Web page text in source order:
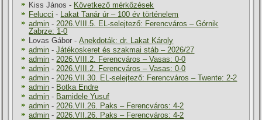
Kiss János - Következő mérkőzések
Felucci - Lakat Tanár úr – 100 év történelem
admin -2026.VIII.5. EL-selejtező: Ferencváros – Górnik
Zabrze: 1-0
Lovas Gábor -Anekdoták: dr. Lakat Károly
admin -Játékoskeret és szakmai stáb – 2026/27
admin -2026.VIII.2. Ferencváros – Vasas: 0-0
admin -2026.VIII.2. Ferencváros – Vasas: 0-0
admin -2026.VII.30. EL-selejtező: Ferencváros – Twente: 2-2
admin - Botka Endre
admin - Bamidele Yusuf
admin -2026.VII.26. Paks – Ferencváros: 4-2
admin -2026.VII.26. Paks – Ferencváros: 4-2